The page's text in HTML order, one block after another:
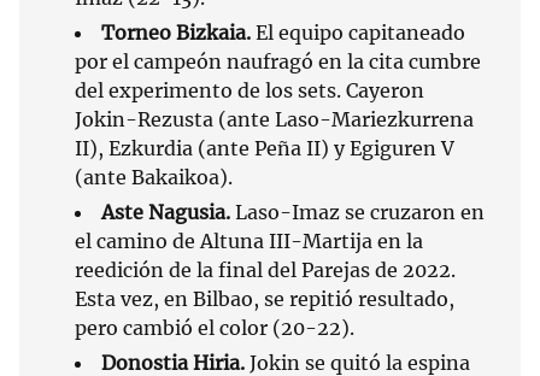
Torneo Bizkaia. El equipo capitaneado
por el campeón naufragó en la cita cumbre
del experimento de los sets. Cayeron
Jokin-Rezusta (ante Laso-Mariezkurrena
II), Ezkurdia (ante Peña II) y Egiguren V
(ante Bakaikoa).
Aste Nagusia. Laso-Imaz se cruzaron en
el camino de Altuna III-Martija en la
reedición de la final del Parejas de 2022.
Esta vez, en Bilbao, se repitió resultado,
pero cambió el color (20-22).
Donostia Hiria. Jokin se quitó la espina